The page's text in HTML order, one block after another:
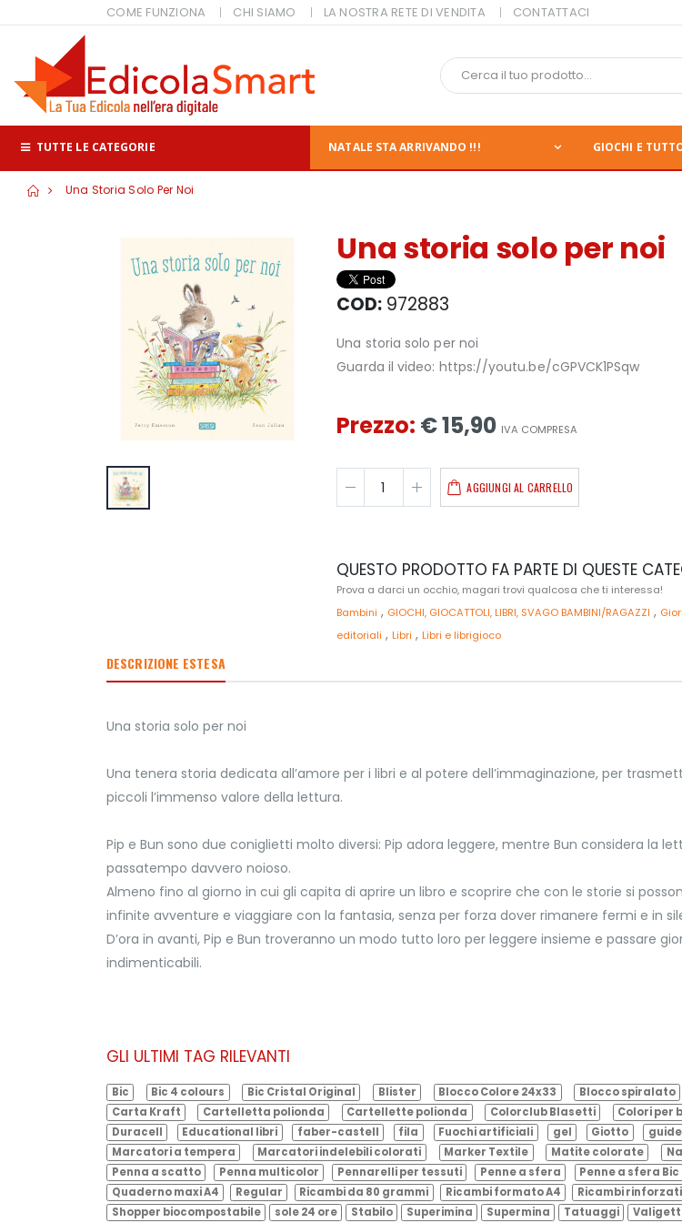
COME FUNZIONA CHI SIAMO LA NOSTRA RETE DI VENDITA CONTATTACI
TUTTE LE CATEGORIE NATALE STA ARRIVANDO !!! GIOCHI E
Una Storia Solo Per Noi
Una storia solo per noi
COD: 972883
Una storia solo per noi
Guarda il video: https://youtu.be/cGPVCK1PSqw
Prezzo: € 15,90 IVA COMPRESA
AGGIUNGI AL CARRELLO
QUESTO PRODOTTO FA PARTE DI QUESTE
Prova a darci un occhio, magari trovi qualcosa che ti interessa!
Bambini , GIOCHI, GIOCATTOLI, LIBRI, SVAGO BAMBINI/RAGAZZI ,
editoriali ,Libri ,Libri e librigioco
DESCRIZIONE ESTESA
Una storia solo per noi
Una tenera storia dedicata all’amore per i libri e al potere dell’immaginazione, per
piccoli l’immenso valore della lettura.
Pip e Bun sono due coniglietti molto diversi: Pip adora leggere, mentre Bun considera la
passatempo davvero noioso.
Almeno fino al giorno in cui gli capita di aprire un libro e scoprire che con le storie si
infinite avventure e viaggiare con la fantasia, senza per forza dover rimanere fermi e in
D’ora in avanti, Pip e Bun troveranno un modo tutto loro per leggere insieme e passare
indimenticabili.
GLI ULTIMI TAG RILEVANTI
Bic Bic 4 colours Bic Cristal Original Blister Blocco Colore 24x33 Blocco spiralato
Carta Kraft
Cartelletta polionda Cartellette polionda Colorclub Blasetti Colori per
Duracell
Educational libri faber-castell fila Fuochi artificiali gel Giotto
Marcatori a tempera
Marcatori indelebili colorati Marker Textile Matite colorate
Penna a scatto
Penna multicolor Pennarelli per tessuti Penne a sfera Penne a sfera Bic
Quaderno maxi A4
Regular Ricambi da 80 grammi Ricambi formato A4 Ricambi rinforzati
Shopper biocompostabile
sole 24 ore Stabilo Superimina Supermina Tatuaggi